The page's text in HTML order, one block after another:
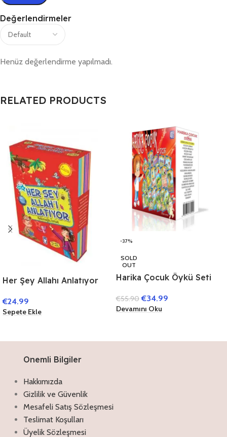
Değerlendirmeler
Henüz değerlendirme yapılmadı.
RELATED PRODUCTS
Her Şey Allahı Anlatıyor
€24.99
Sepete Ekle
-37%
SOLD
OUT
Harika Çocuk Öykü Seti
€55.90 €34.99
Devamını Oku
Onemli Bilgiler
Hakkımızda
Gizlilik ve Güvenlik
Mesafeli Satış Sözleşmesi
Teslimat Koşulları
Üyelik Sözleşmesi